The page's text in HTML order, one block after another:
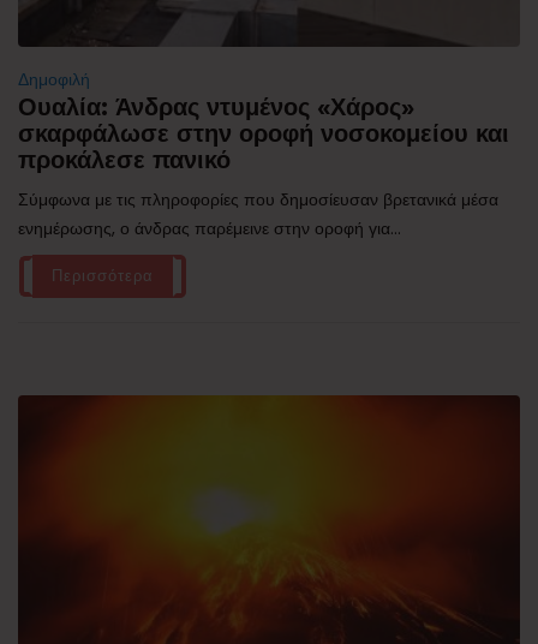
Δημοφιλή
Ουαλία: Άνδρας ντυμένος «Χάρος»
σκαρφάλωσε στην οροφή νοσοκομείου και
προκάλεσε πανικό
Σύμφωνα με τις πληροφορίες που δημοσίευσαν βρετανικά μέσα
ενημέρωσης, ο άνδρας παρέμεινε στην οροφή για...
Περισσότερα